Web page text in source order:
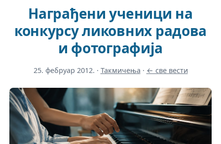
Награђени ученици на
конкурсу ликовних радова
и фотографија
25. фебруар 2012. · Такмичења · ← све вести